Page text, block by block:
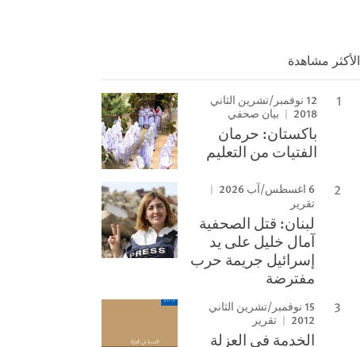
الأكثر مشاهدة
12 نوفمبر/تشرين الثاني
2018
بيان صحفي
باكستان: حرمان
الفتيات من التعليم
6 اغسطس/آب 2026
تقرير
لبنان: قتل الصحفية
آمال خليل على يد
إسرائيل جريمة حرب
مفترضة
15 نوفمبر/تشرين الثاني
2012
تقرير
الخدمة في العزلة